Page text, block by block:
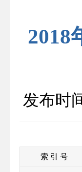
2018
发布时
索 引 号